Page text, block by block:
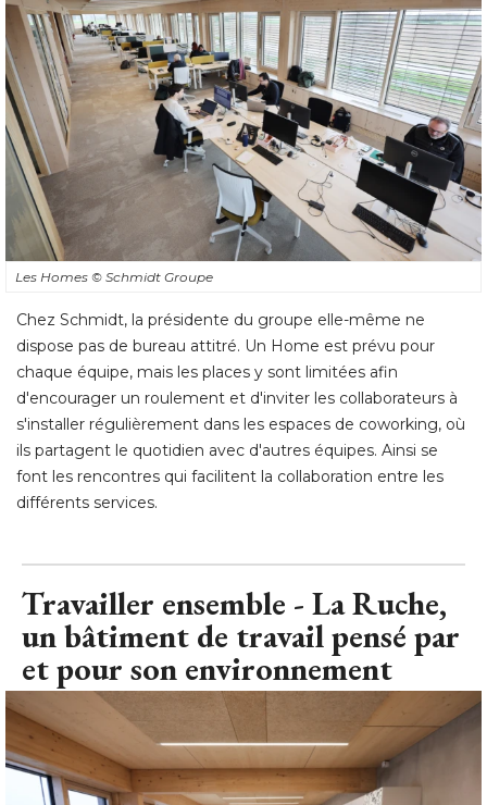
Les Homes © Schmidt Groupe
Chez Schmidt, la présidente du groupe elle-même ne
dispose pas de bureau attitré. Un Home est prévu pour
chaque équipe, mais les places y sont limitées afin
d'encourager un roulement et d'inviter les collaborateurs à
s'installer régulièrement dans les espaces de coworking, où
ils partagent le quotidien avec d'autres équipes. Ainsi se
font les rencontres qui facilitent la collaboration entre les
différents services.
Travailler ensemble - La Ruche,
un bâtiment de travail pensé par
et pour son environnement